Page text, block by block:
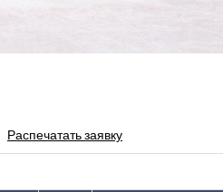
Распечатать заявку